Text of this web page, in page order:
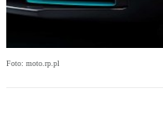
Foto: moto.rp.pl